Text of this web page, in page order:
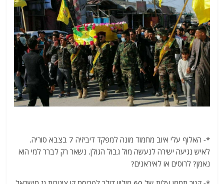
*- האלוף עלי איוב מחמוד מונה למפקד דיביזיה 7 בצבא סוריה.
לאיש נגיעה ישירה לנעשה מול גבול הגולן. נשאר רק לברר למי הוא
נאמן? לרוסים או לאיראנים?